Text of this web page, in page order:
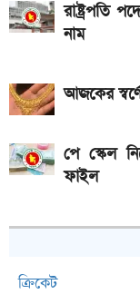
রাষ্ট্রপতি
নাম
আজকের
পে স্কেল
ফাইল
ক্রিকেট